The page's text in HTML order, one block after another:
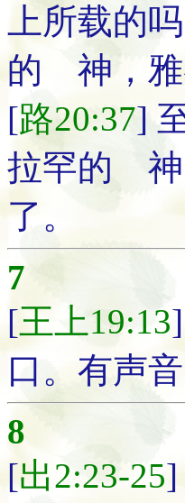
上所载的
的 神，
[路20:37]
拉罕的 神
了。
7
[王上19:13
口。有声
8
[出2:23-25]